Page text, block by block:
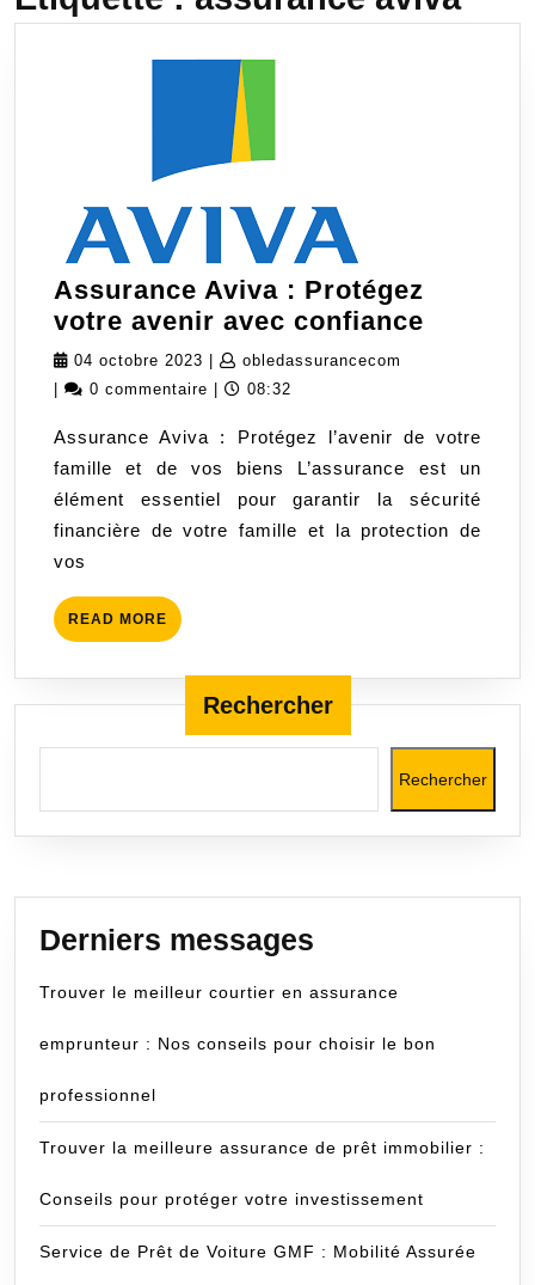
Assurance Aviva : Protégez
votre avenir avec confiance
votre
avenir
avec
04 octobre 2023 04
octobre
obledassurancecom
0 commentaire 08:32
Assurance Aviva : Protégez l’avenir de votre
famille et de vos biens L’assurance est un
élément essentiel pour garantir la sécurité
financière de votre famille et la protection de
vos
READ MORE READ
MORE
Rechercher
Rechercher
Derniers messages
Trouver le meilleur courtier en assurance
emprunteur : Nos conseils pour choisir le bon
professionnel
Trouver la meilleure assurance de prêt immobilier :
Conseils pour protéger votre investissement
Service de Prêt de Voiture GMF : Mobilité Assurée